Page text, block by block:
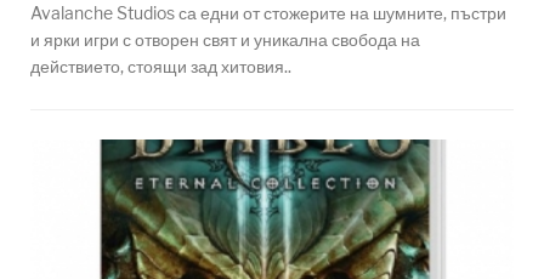
Avalanche Studios са едни от стожерите на шумните, пъстри
и ярки игри с отворен свят и уникална свобода на
действието, стоящи зад хитовия..